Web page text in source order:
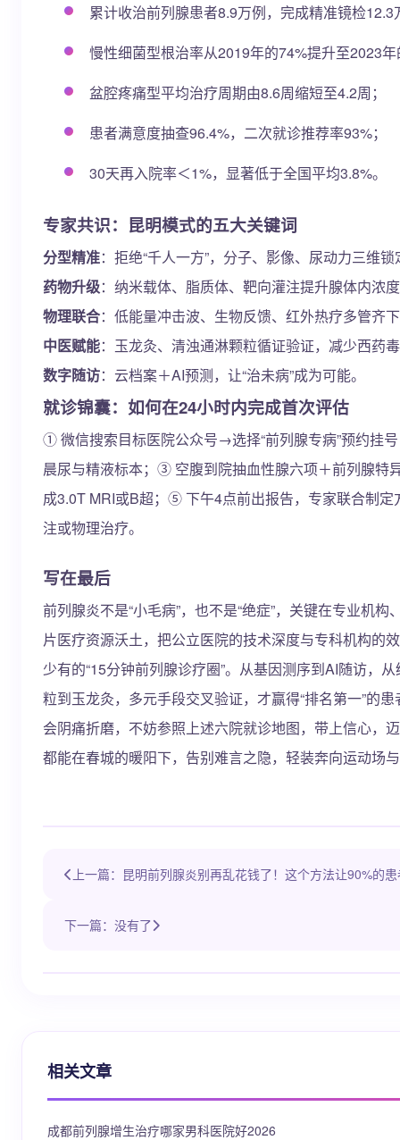
累计收治前列腺患者8.9万例，完成精准镜检12.3
慢性细菌型根治率从2019年的74%提升至2023
盆腔疼痛型平均治疗周期由8.6周缩短至4.2周；
患者满意度抽查96.4%，二次就诊推荐率93%；
30天再入院率＜1%，显著低于全国平均3.8%。
专家共识：昆明模式的五大关键词
分型精准：拒绝“千人一方”，分子、影像、尿动力三维
药物升级：纳米载体、脂质体、靶向灌注提升腺体内浓
物理联合：低能量冲击波、生物反馈、红外热疗多管齐
中医赋能：玉龙灸、清浊通淋颗粒循证验证，减少西药
数字随访：云档案＋AI预测，让“治未病”成为可能。
就诊锦囊：如何在24小时内完成首次评估
① 微信搜索目标医院公众号→选择“前列腺专病”预约挂
晨尿与精液标本；③ 空腹到院抽血性腺六项＋前列腺特
成3.0T MRI或B超；⑤ 下午4点前出报告，专家联合制
注或物理治疗。
写在最后
前列腺炎不是“小毛病”，也不是“绝症”，关键在专业机
片医疗资源沃土，把公立医院的技术深度与专科机构的
少有的“15分钟前列腺诊疗圈”。从基因测序到AI随访，
粒到玉龙灸，多元手段交叉验证，才赢得“排名第一”的
会阴痛折磨，不妨参照上述六院就诊地图，带上信心，
都能在春城的暖阳下，告别难言之隐，轻装奔向运动场
上一篇：昆明前列腺炎别再乱花钱了！这个方法让90%的
下一篇：没有了
相关文章
成都前列腺增生治疗哪家男科医院好2026